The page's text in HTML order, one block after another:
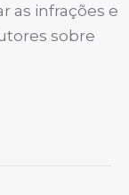
as infrações e
sobre